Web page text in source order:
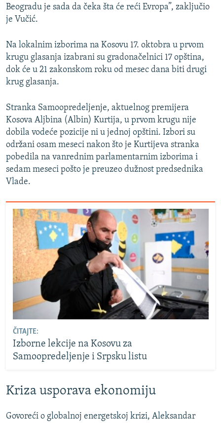
Beogradu je sada da čeka šta će reći Evropa”, zaključio
je Vučić.
Na lokalnim izborima na Kosovu 17. oktobra u prvom
krugu glasanja izabrani su gradonačelnici 17 opština,
dok će u 21 zakonskom roku od mesec dana biti drugi
krug glasanja.
Stranka Samoopredeljenje, aktuelnog premijera
Kosova Aljbina (Albin) Kurtija, u prvom krugu nije
dobila vodeće pozicije ni u jednoj opštini. Izbori su
održani osam meseci nakon što je Kurtijeva stranka
pobedila na vanrednim parlamentarnim izborima i
sedam meseci pošto je preuzeo dužnost predsednika
Vlade.
ČITAJTE:
Izborne lekcije na Kosovu za
Samoopredeljenje i Srpsku listu
Kriza usporava ekonomiju
Govoreći o globalnoj energetskoj krizi, Aleksandar